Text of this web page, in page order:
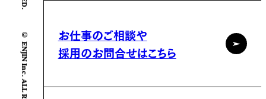
お仕事のご相談や
採用のお問合せはこちら